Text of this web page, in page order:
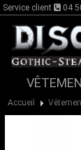
Service client 04
Accueil